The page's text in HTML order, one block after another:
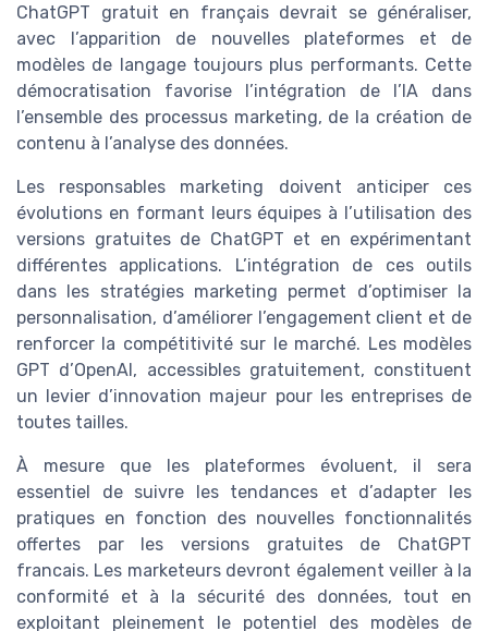
ChatGPT gratuit en français devrait se généraliser,
avec l’apparition de nouvelles plateformes et de
modèles de langage toujours plus performants. Cette
démocratisation favorise l’intégration de l’IA dans
l’ensemble des processus marketing, de la création de
contenu à l’analyse des données.
Les responsables marketing doivent anticiper ces
évolutions en formant leurs équipes à l’utilisation des
versions gratuites de ChatGPT et en expérimentant
différentes applications. L’intégration de ces outils
dans les stratégies marketing permet d’optimiser la
personnalisation, d’améliorer l’engagement client et de
renforcer la compétitivité sur le marché. Les modèles
GPT d’OpenAI, accessibles gratuitement, constituent
un levier d’innovation majeur pour les entreprises de
toutes tailles.
À mesure que les plateformes évoluent, il sera
essentiel de suivre les tendances et d’adapter les
pratiques en fonction des nouvelles fonctionnalités
offertes par les versions gratuites de ChatGPT
francais. Les marketeurs devront également veiller à la
conformité et à la sécurité des données, tout en
exploitant pleinement le potentiel des modèles de